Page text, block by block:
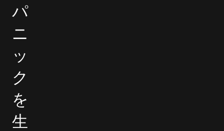
パ
ニ
ッ
ク
を
生